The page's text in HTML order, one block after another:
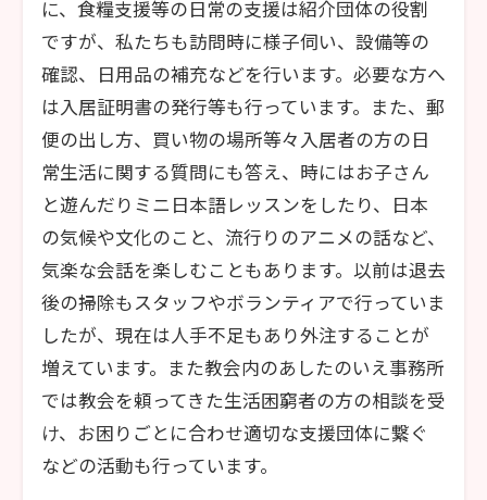
に、食糧支援等の日常の支援は紹介団体の役割
ですが、私たちも訪問時に様子伺い、設備等の
確認、日用品の補充などを行います。必要な方へ
は入居証明書の発行等も行っています。また、郵
便の出し方、買い物の場所等々入居者の方の日
常生活に関する質問にも答え、時にはお子さん
と遊んだりミニ日本語レッスンをしたり、日本
の気候や文化のこと、流行りのアニメの話など、
気楽な会話を楽しむこともあります。以前は退去
後の掃除もスタッフやボランティアで行っていま
したが、現在は人手不足もあり外注することが
増えています。また教会内のあしたのいえ事務所
では教会を頼ってきた生活困窮者の方の相談を受
け、お困りごとに合わせ適切な支援団体に繋ぐ
などの活動も行っています。